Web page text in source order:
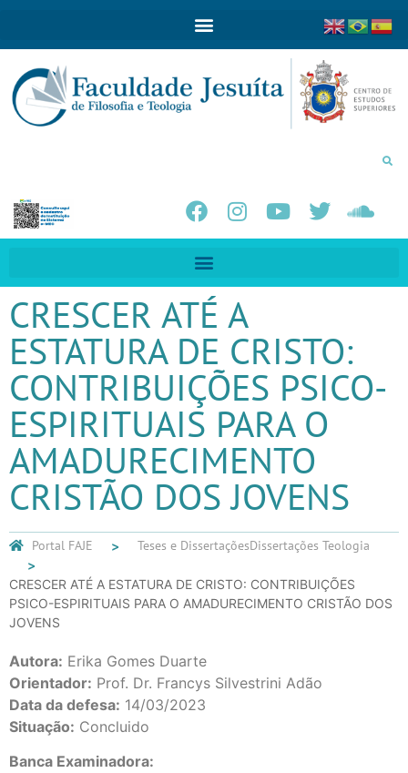
CRESCER ATÉ A
ESTATURA DE CRISTO:
CONTRIBUIÇÕES PSICO-
ESPIRITUAIS PARA O
AMADURECIMENTO
CRISTÃO DOS JOVENS
Portal FAJE Teses e DissertaçõesDissertações Teologia
CRESCER ATÉ A ESTATURA DE CRISTO: CONTRIBUIÇÕES
PSICO-ESPIRITUAIS PARA O AMADURECIMENTO CRISTÃO DOS
JOVENS
Autora: Erika Gomes Duarte
Orientador: Prof. Dr. Francys Silvestrini Adão
Data da defesa: 14/03/2023
Situação: Concluido
Banca Examinadora: